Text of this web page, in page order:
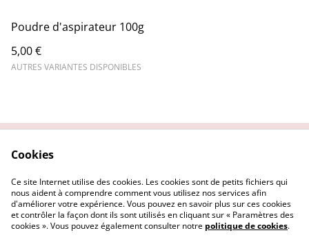
Poudre d'aspirateur 100g
5,00 €
AUTRES VARIANTES DISPONIBLES
Politique de
confidentialité
Politique de cookies
Cookies
Ce site Internet utilise des cookies. Les cookies sont de petits fichiers qui
nous aident à comprendre comment vous utilisez nos services afin
d'améliorer votre expérience. Vous pouvez en savoir plus sur ces cookies
et contrôler la façon dont ils sont utilisés en cliquant sur « Paramètres des
cookies ». Vous pouvez également consulter notre politique de cookies.